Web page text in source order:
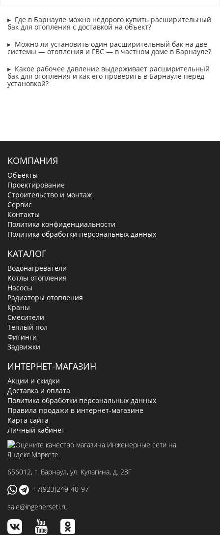
Где в Барнауле можно недорого купить расширительный
бак для отопления с доставкой на объект?
Можно ли установить один расширительный бак на две
системы — отопления и ГВС — в частном доме в Барнауле?
Какое рабочее давление выдерживает расширительный
бак для отопления и как его проверить в Барнауле перед
установкой?
КОМПАНИЯ
Объекты
Проектирование
Строительство и монтаж
Сервис
Контакты
Политика конфиденциальности
Политика обработки персональных данных
КАТАЛОГ
Водонагреватели
Котлы отопления
Насосы
Радиаторы отопления
Краны
Смесители
Теплый пол
Фитинги
Задвижки
ИНТЕРНЕТ-МАГАЗИН
Акции и скидки
Доставка и оплата
Политика обработки персональных данных
Правила продажи в интернет-магазине
Карта сайта
Личный кабинет
656012, г. Барнаул, ул. Кулагина, д. 28Г
+7(923)249-40-97
sale@ingenerseti.ru